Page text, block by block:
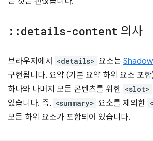
::details-content 의사
브라우저에서 <details> 요소는
구현됩니다. 요약 (기본 요약 하위 요소 포
하나와 나머지 모든 콘텐츠를 위한 <slot>
있습니다. 즉, <summary> 요소를 제외한
모든 하위 요소가 포함되어 있습니다.